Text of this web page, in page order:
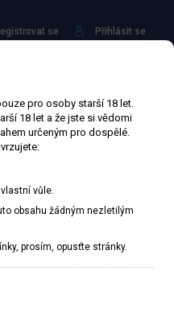
Přihlásit se
se
pro osoby starší 18 let.
18 let a že jste si vědomi
určeným pro dospělé.
vůle.
obsahu žádným nezletilým
prosím, opusťte stránky.